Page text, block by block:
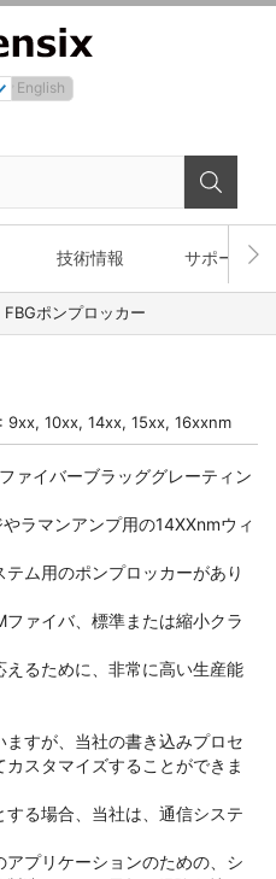
English
技術情報 サポート
FBGポンプロッカー
9xx, 10xx, 14xx, 15xx, 16xxnm
ァイバーブラッググレーティン
ラマンアンプ用の14XXnmウィ
ム用のポンプロッカーがあり
ァイバ、標準または縮小クラ
るために、非常に高い生産能
すが、当社の書き込みプロセ
スタマイズすることができま
る場合、当社は、通信システ
プリケーションのための、シ